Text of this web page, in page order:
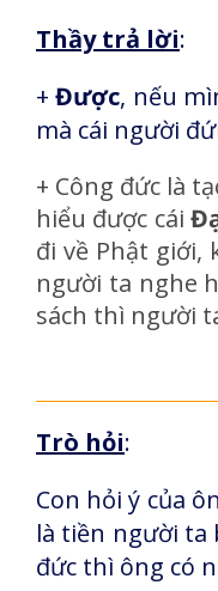
Thầy trả lời:
+Được, nếu
mà cái người
+ Công đức là
hiểu được cái
đi về Phật giới,
người ta nghe
sách thì người
Trò hỏi:
Con hỏi ý của
là tiền người ta
đức thì ông có